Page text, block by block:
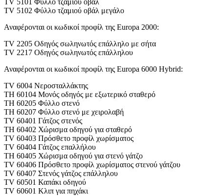
ΤV 5101 Φύλλο τζαμιού οβάλ
ΤV 5102 Φύλλο τζαμιού οβάλ μεγάλο
Αναφέρονται οι κωδικοί προφίλ της Europa 2000:
ΤV 2205 Οδηγός σωληνωτός επάλληλο με σήτα
ΤV 2217 Οδηγός σωληνωτός επάλληλου
Αναφέρονται οι κωδικοί προφίλ της Europa 6000 Hybrid:
ΤV 6004 Νεροσταλλάκτης
ΤH 60104 Μονός οδηγός με εξωτερικό σταθερό
ΤH 60205 Φύλλο στενό
ΤH 60207 Φύλλο στενό με χειρολαβή
ΤV 60401 Γάτζος στενός
ΤH 60402 Χώρισμα οδηγού για σταθερό
ΤV 60403 Πρόσθετο προφίλ χωρίσματος
ΤV 60404 Γάτζος επαλλήλου
ΤH 60405 Χώρισμα οδηγού για στενό γάτζο
ΤV 60406 Πρόσθετο προφίλ χωρίσματος στενού γάτζου
ΤV 60407 Στενός γάτζος επάλληλου
ΤV 60501 Καπάκι οδηγού
ΤV 60601 Κλιπ για πηχάκι